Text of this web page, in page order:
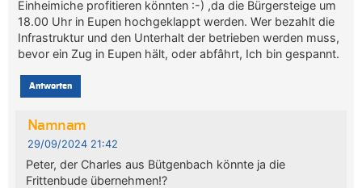
Einheimiche profitieren könnten :-) ,da die Bürgersteige um
18.00 Uhr in Eupen hochgeklappt werden. Wer bezahlt die
Infrastruktur und den Unterhalt der betrieben werden muss,
bevor ein Zug in Eupen hält, oder abfâhrt, Ich bin gespannt.
Antworten
Namnam
29/09/2024 21:42
Peter, der Charles aus Bütgenbach könnte ja die
Frittenbude übernehmen!?